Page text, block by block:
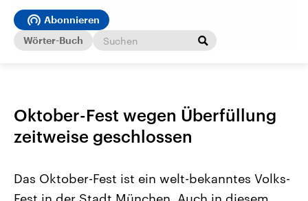
Abonnieren
Wörter-Buch
Oktober-Fest wegen Überfüllung
zeitweise geschlossen
Das Oktober-Fest ist ein welt-bekanntes Volks-